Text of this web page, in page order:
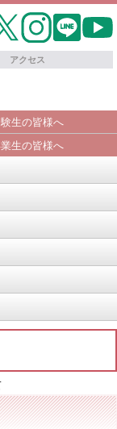
アクセス
生の皆様へ
生の皆様へ